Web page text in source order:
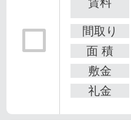
間取り
面 積
敷金
礼金